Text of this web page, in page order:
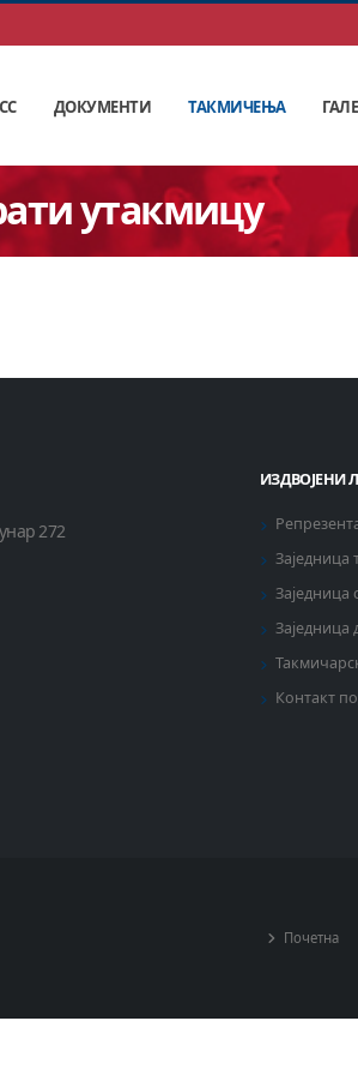
ДОКУМЕНТИ ТАКМИЧЕЊА
утакмицу
272
ИЗДВОЈЕНИ
Заједница
Заједница
Заједница
Контакт
Почетна